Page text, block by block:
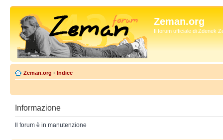
Zeman.org
Il forum ufficiale di Zdenek
Zeman.org ‹ Indice
Informazione
Il forum è in manutenzione